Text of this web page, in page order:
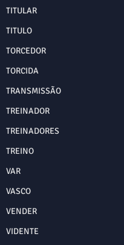
TITULAR
TITULO
TORCEDOR
TORCIDA
TRANSMISSÃO
TREINADOR
TREINADORES
TREINO
VAR
VASCO
VENDER
VIDENTE